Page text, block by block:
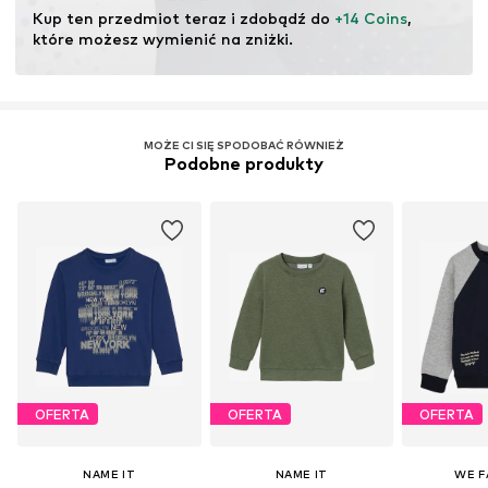
ekosystemów poprzez rolnictwo ekologiczne poprzez
rezygnację z modyfikacji genetycznych oraz ograniczenie
zużycia wody i nawozów chemicznych.
Kup ten przedmiot teraz i zdobądź do +14 Coins,
które możesz wymienić na zniżki.
MOŻE CI SIĘ SPODOBAĆ RÓWNIEŻ
Podobne produkty
OFERTA
NAME IT
OFERTA
NAME IT
OFERTA
WE